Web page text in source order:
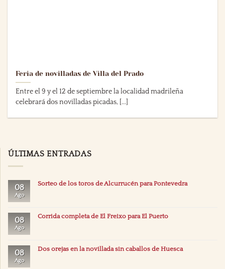
Feria de novilladas de Villa del Prado
Entre el 9 y el 12 de septiembre la localidad madrileña
celebrará dos novilladas picadas, [...]
ÚLTIMAS ENTRADAS
08
Ago
Sorteo de los toros de Alcurrucén para Pontevedra
08
Ago
Corrida completa de El Freixo para El Puerto
08
Ago
Dos orejas en la novillada sin caballos de Huesca